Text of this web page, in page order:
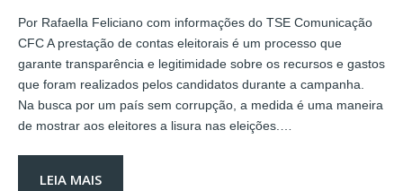
Por Rafaella Feliciano com informações do TSE Comunicação
CFC A prestação de contas eleitorais é um processo que
garante transparência e legitimidade sobre os recursos e gastos
que foram realizados pelos candidatos durante a campanha.
Na busca por um país sem corrupção, a medida é uma maneira
de mostrar aos eleitores a lisura nas eleições.…
LEIA MAIS